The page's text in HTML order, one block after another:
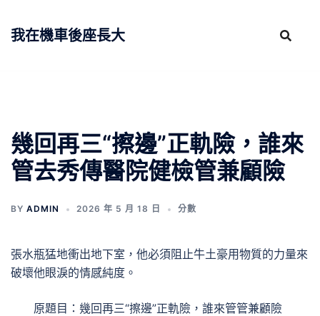
我在機車後座長大
幾回再三“擦邊”正軌險，誰來
管去秀傳醫院健檢管兼顧險
BY ADMIN 2026 年 5 月 18 日 分數
張水瓶猛地衝出地下室，他必須阻止牛土豪用物質的力量來
破壞他眼淚的情感純度。
原題目：幾回再三“擦邊”正軌險，誰來管管兼顧險